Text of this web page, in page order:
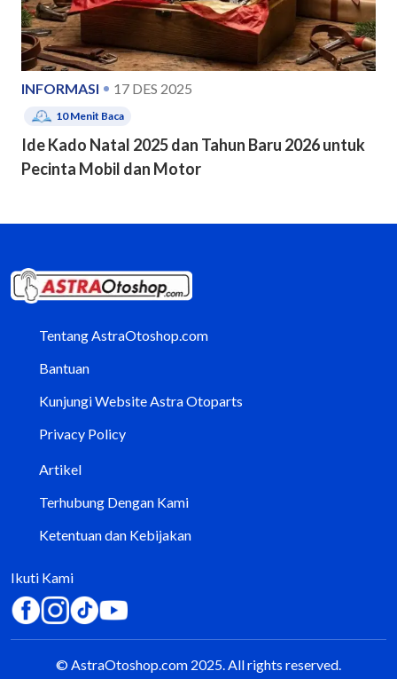
INFORMASI 17 DES 2025
10Menit Baca
Ide Kado Natal 2025 dan Tahun Baru 2026 untuk
Pecinta Mobil dan Motor
Tentang AstraOtoshop.com
Bantuan
Kunjungi Website Astra Otoparts
Privacy Policy
Artikel
Terhubung Dengan Kami
Ketentuan dan Kebijakan
Ikuti Kami
© AstraOtoshop.com 2025. All rights reserved.